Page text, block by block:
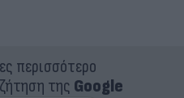
περισσότερο
της Google